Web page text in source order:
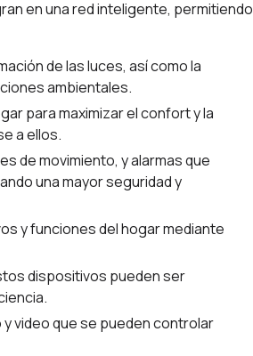
en una red inteligente, permitiendo
de las luces, así como la
ambientales.
para maximizar el confort y la
a ellos.
de movimiento, y alarmas que
una mayor seguridad y
y funciones del hogar mediante
dispositivos pueden ser
video que se pueden controlar